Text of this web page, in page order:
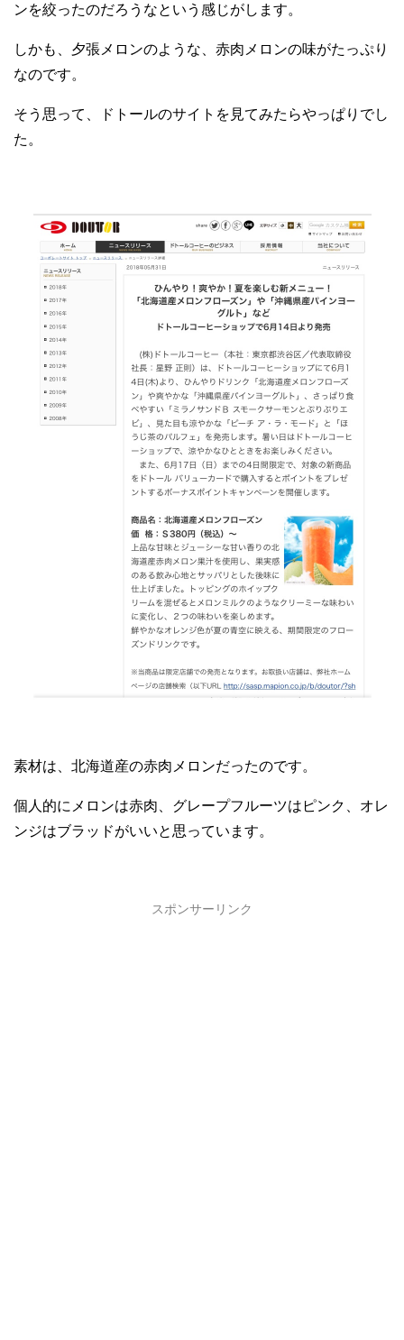
ンを絞ったのだろうなという感じがします。
しかも、夕張メロンのような、赤肉メロンの味がたっぷり
なのです。
そう思って、ドトールのサイトを見てみたらやっぱりでし
た。
素材は、北海道産の赤肉メロンだったのです。
個人的にメロンは赤肉、グレープフルーツはピンク、オレ
ンジはブラッドがいいと思っています。
スポンサーリンク